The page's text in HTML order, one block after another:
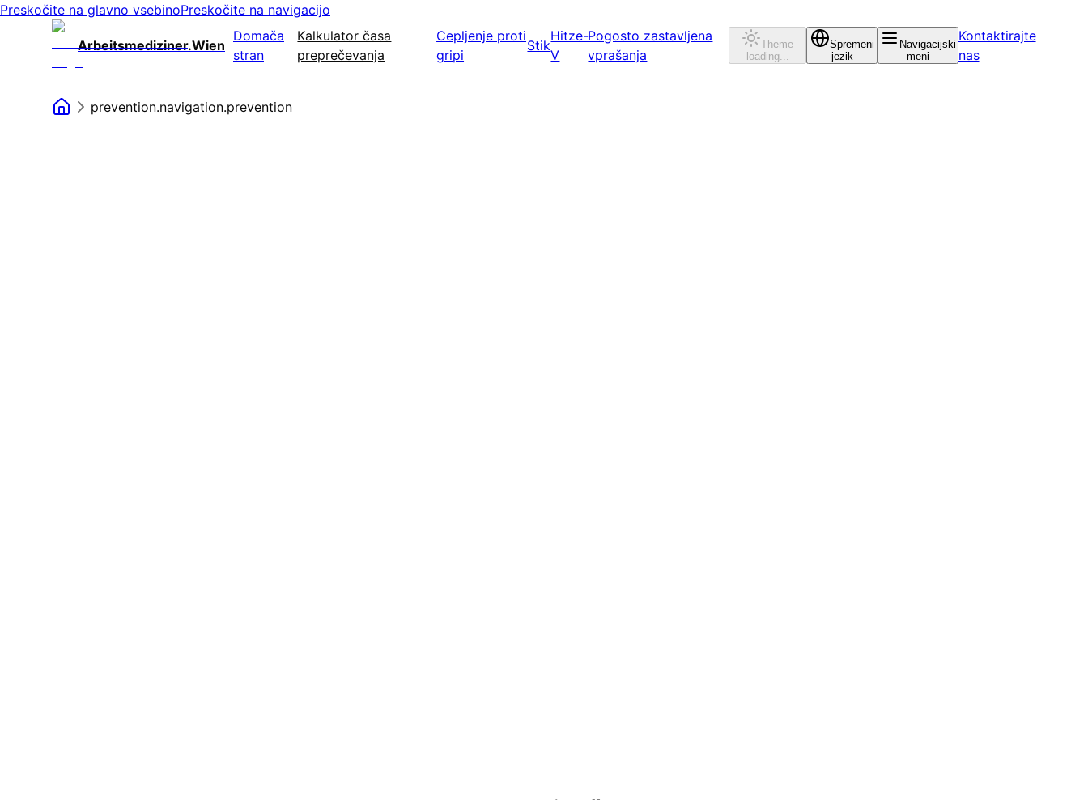
Preskočite na glavno vsebinoPreskočite na navigacijo
Arbeitsmediziner.Wien
Domača
stran
Kalkulator časa
preprečevanja
Cepljenje proti
gripi
Stik
Hitze-
V
Pogosto zastavljena
vprašanja
Theme
loading...
Spremeni
jezik
Navigacijski
meni
Kontaktirajte
nas
prevention.navigation.prevention